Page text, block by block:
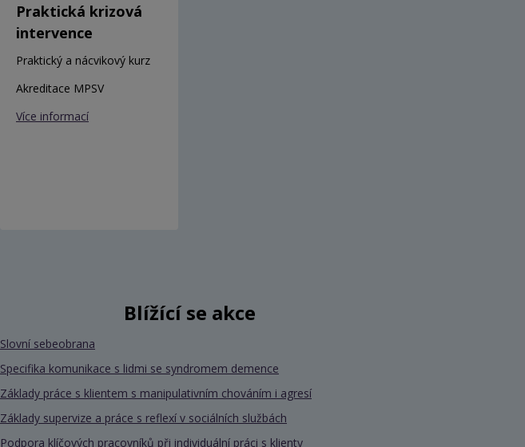
Praktická krizová
intervence
Praktický a nácvikový kurz
Akreditace MPSV
Více informací
Blížící se akce
Slovní sebeobrana
Specifika komunikace s lidmi se syndromem demence
Základy práce s klientem s manipulativním chováním i agresí
Základy supervize a práce s reflexí v sociálních službách
Podpora klíčových pracovníků při individuální práci s klienty